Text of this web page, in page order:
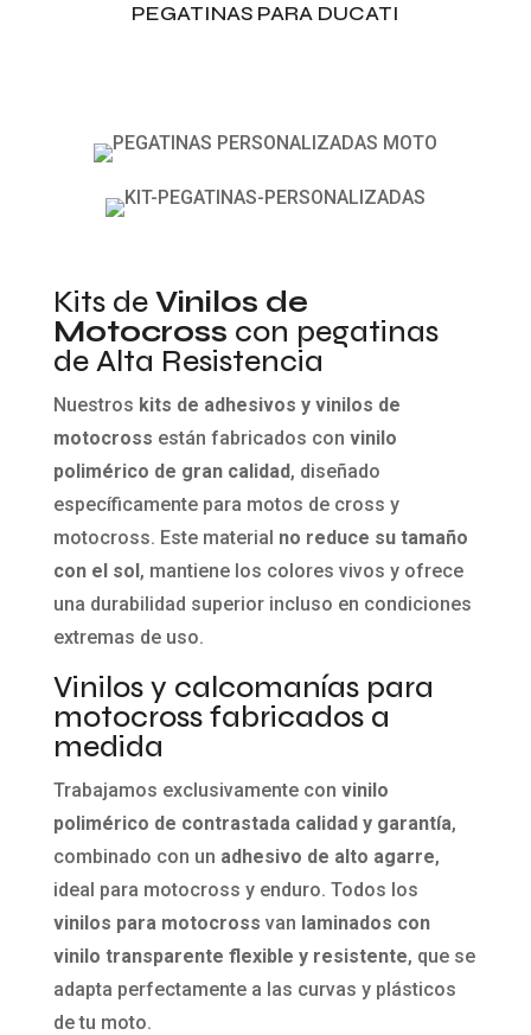
PEGATINAS PARA DUCATI
Kits de Vinilos de
Motocross con pegatinas
de Alta Resistencia
Nuestros kits de adhesivos y vinilos de
motocross están fabricados con vinilo
polimérico de gran calidad, diseñado
específicamente para motos de cross y
motocross. Este material no reduce su tamaño
con el sol, mantiene los colores vivos y ofrece
una durabilidad superior incluso en condiciones
extremas de uso.
Vinilos y calcomanías para
motocross fabricados a
medida
Trabajamos exclusivamente con vinilo
polimérico de contrastada calidad y garantía,
combinado con un adhesivo de alto agarre,
ideal para motocross y enduro. Todos los
vinilos para motocross van laminados con
vinilo transparente flexible y resistente, que se
adapta perfectamente a las curvas y plásticos
de tu moto.